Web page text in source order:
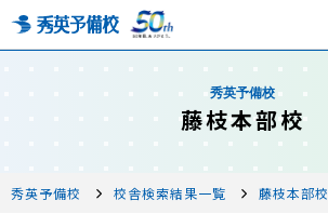
秀英予備校
藤枝本部校
秀英予備校 校舎検索結果一覧 藤枝本部校